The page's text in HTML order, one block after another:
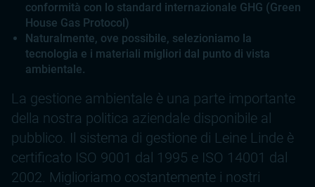
conformità con lo standard internazionale GHG (Green
House Gas Protocol)
Naturalmente, ove possibile, selezioniamo la
tecnologia e i materiali migliori dal punto di vista
ambientale.
La gestione ambientale è una parte importante
della nostra politica aziendale disponibile al
pubblico. Il sistema di gestione di Leine Linde è
certificato ISO 9001 dal 1995 e ISO 14001 dal
2002. Miglioriamo costantemente i nostri